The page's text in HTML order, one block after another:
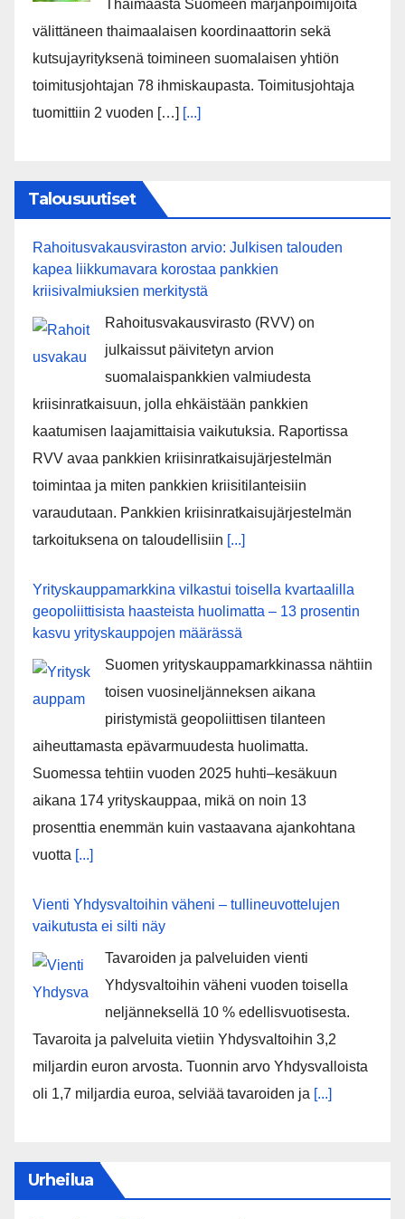
Thaimaasta Suomeen marjanpoimijoita
välittäneen thaimaalaisen koordinaattorin sekä
kutsujayrityksenä toimineen suomalaisen yhtiön
toimitusjohtajan 78 ihmiskaupasta. Toimitusjohtaja
tuomittiin 2 vuoden […] [...]
Talousuutiset
Rahoitusvakausviraston arvio: Julkisen talouden
kapea liikkumavara korostaa pankkien
kriisivalmiuksien merkitystä
Rahoitusvakausvirasto (RVV) on
julkaissut päivitetyn arvion
suomalaispankkien valmiudesta
kriisinratkaisuun, jolla ehkäistään pankkien
kaatumisen laajamittaisia vaikutuksia. Raportissa
RVV avaa pankkien kriisinratkaisujärjestelmän
toimintaa ja miten pankkien kriisitilanteisiin
varaudutaan. Pankkien kriisinratkaisujärjestelmän
tarkoituksena on taloudellisiin [...]
Yrityskauppamarkkina vilkastui toisella kvartaalilla
geopoliittisista haasteista huolimatta – 13 prosentin
kasvu yrityskauppojen määrässä
Suomen yrityskauppamarkkinassa nähtiin
toisen vuosineljänneksen aikana
piristymistä geopoliittisen tilanteen
aiheuttamasta epävarmuudesta huolimatta.
Suomessa tehtiin vuoden 2025 huhti–kesäkuun
aikana 174 yrityskauppaa, mikä on noin 13
prosenttia enemmän kuin vastaavana ajankohtana
vuotta [...]
Vienti Yhdysvaltoihin väheni – tullineuvottelujen
vaikutusta ei silti näy
Tavaroiden ja palveluiden vienti
Yhdysvaltoihin väheni vuoden toisella
neljänneksellä 10 % edellisvuotisesta.
Tavaroita ja palveluita vietiin Yhdysvaltoihin 3,2
miljardin euron arvosta. Tuonnin arvo Yhdysvalloista
oli 1,7 miljardia euroa, selviää tavaroiden ja [...]
Urheilua